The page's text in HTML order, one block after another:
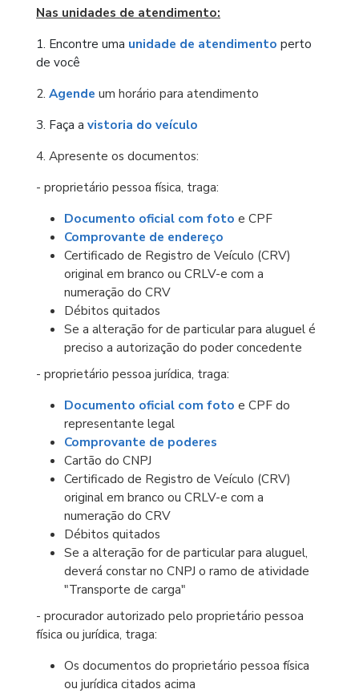
Nas unidades de atendimento:
1. Encontre uma unidade de atendimento perto
de você
2. Agende um horário para atendimento
3. Faça a vistoria do veí­culo
4. Apresente os documentos:
- proprietário pessoa física, traga:
Documento oficial com foto e CPF
Comprovante de endereço
Certificado de Registro de Veículo (CRV)
original em branco ou CRLV-e com a
numeração do CRV
Débitos quitados
Se a alteração for de particular para aluguel é
preciso a autorização do poder concedente
- proprietário pessoa jurídica, traga:
Documento oficial com foto e CPF do
representante legal
Comprovante de poderes
Cartão do CNPJ
Certificado de Registro de Veículo (CRV)
original em branco ou CRLV-e com a
numeração do CRV
Débitos quitados
Se a alteração for de particular para aluguel,
deverá constar no CNPJ o ramo de atividade
"Transporte de carga"
- procurador autorizado pelo proprietário pessoa
física ou jurídica, traga:
Os documentos do proprietário pessoa física
ou jurídica citados acima